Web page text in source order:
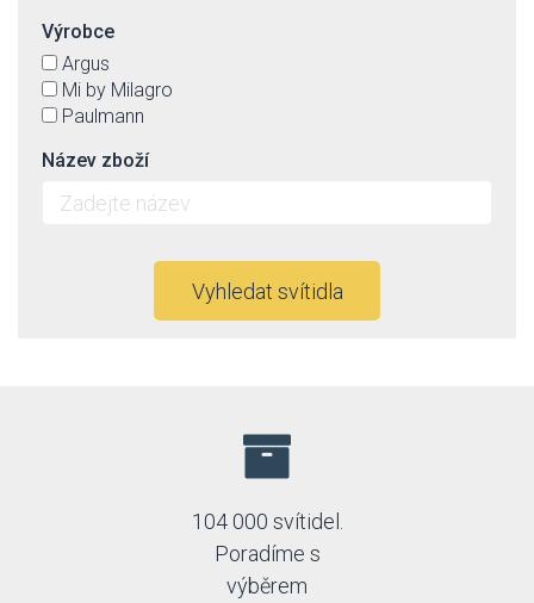
Výrobce
Argus
Mi by Milagro
Paulmann
Název zboží
Vyhledat svítidla
104 000 svítidel.
Poradíme s
výběrem